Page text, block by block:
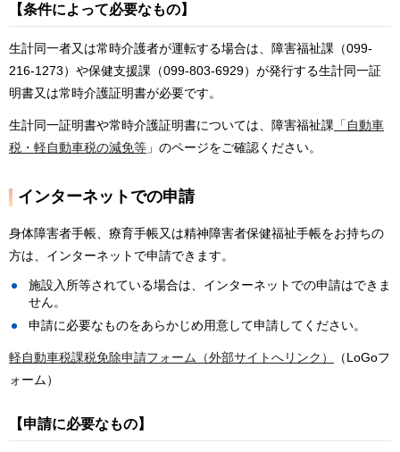
【条件によって必要なもの】
生計同一者又は常時介護者が運転する場合は、障害福祉課（099-
216-1273）や保健支援課（099-803-6929）が発行する生計同一証
明書又は常時介護証明書が必要です。
生計同一証明書や常時介護証明書については、障害福祉課 「自動車
税・軽自動車税の減免等 」のページをご確認ください。
インターネットでの申請
身体障害者手帳、療育手帳又は精神障害者保健福祉手帳をお持ちの
方は、インターネットで申請できます。
施設入所等されている場合は、インターネットでの申請はできま
せん。
申請に必要なものをあらかじめ用意して申請してください。
軽自動車税課税免除申請フォーム（外部サイトへリンク）
（LoGoフ
ォーム）
【申請に必要なもの】